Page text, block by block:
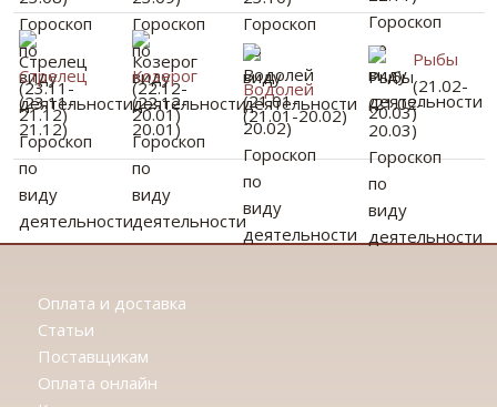
Стрелец
(23.11-
21.12)
Козерог
(22.12-
20.01)
Водолей
(21.01-20.02)
Рыбы
(21.02-
20.03)
Оплата и доставка
Статьи
Поставщикам
Оплата онлайн